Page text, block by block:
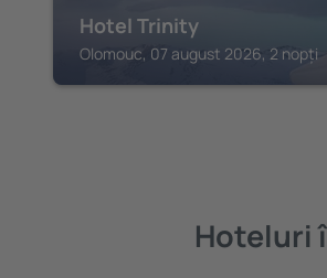
Hotel Trinity
Olomouc, 07 august 2026, 2 nopți
Hoteluri